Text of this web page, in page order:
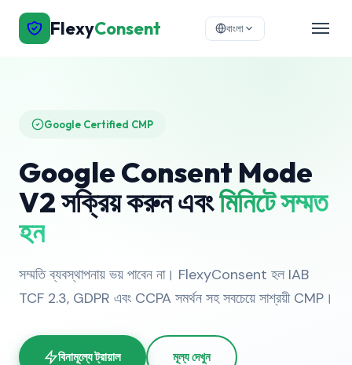
FlexyConsent বাংলা
Google Certified CMP
Google Consent Mode
V2 সক্রিয় করুন এবংমিনিটে সম্মত
হন
সম্মতি ব্যবস্থাপনায় ভয় পাবেন না। FlexyConsent হল IAB
TCF 2.3, GDPR এবং CCPA সমর্থন সহ সবচেয়ে সাশ্রয়ী CMP।
বিনামূল্যে ট্রায়াল মূল্য দেখুন